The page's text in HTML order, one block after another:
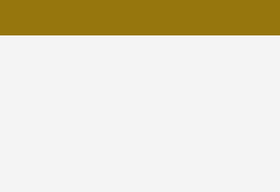
ご協力のお願い